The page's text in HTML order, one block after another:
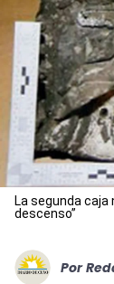
La segunda caja
descenso”
Por